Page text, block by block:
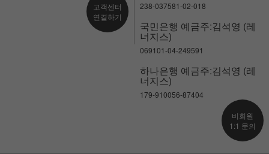
고객센터
연결하기
238-037581-02-018
국민은행 예금주:김석영 (레
너지스)
069101-04-249591
하나은행 예금주:김석영 (레
너지스)
179-910056-87404
비회원
1:1 문의